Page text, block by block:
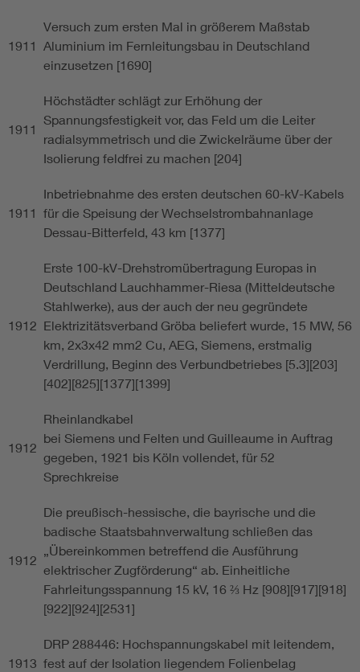
1911
Versuch zum ersten Mal in größerem Maßstab
Aluminium im Fernleitungsbau in Deutschland
einzusetzen [1690]
1911
Höchstädter schlägt zur Erhöhung der
Spannungsfestigkeit vor, das Feld um die Leiter
radialsymmetrisch und die Zwickelräume über der
Isolierung feldfrei zu machen [204]
1911
Inbetriebnahme des ersten deutschen 60-kV-Kabels
für die Speisung der Wechselstrombahnanlage
Dessau-Bitterfeld, 43 km [1377]
1912
Erste 100-kV-Drehstromübertragung Europas in
Deutschland Lauchhammer-Riesa (Mitteldeutsche
Stahlwerke), aus der auch der neu gegründete
Elektrizitätsverband Gröba beliefert wurde, 15 MW, 56
km, 2x3x42 mm2 Cu, AEG, Siemens, erstmalig
Verdrillung, Beginn des Verbundbetriebes [5.3][203]
[402][825][1377][1399]
1912
Rheinlandkabel
bei Siemens und Felten und Guilleaume in Auftrag
gegeben, 1921 bis Köln vollendet, für 52
Sprechkreise
1912
Die preußisch-hessische, die bayrische und die
badische Staatsbahnverwaltung schließen das
„Übereinkommen betreffend die Ausführung
elektrischer Zugförderung“ ab. Einheitliche
Fahrleitungsspannung 15 kV, 16 ⅔ Hz [908][917][918]
[922][924][2531]
1913
DRP 288446: Hochspannungskabel mit leitendem,
fest auf der Isolation liegendem Folienbelag